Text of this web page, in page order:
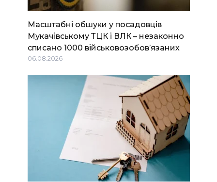
Масштабні обшуки у посадовців
Мукачівському ТЦК і ВЛК – незаконно
списано 1000 військовозобов’язаних
06.08.2026